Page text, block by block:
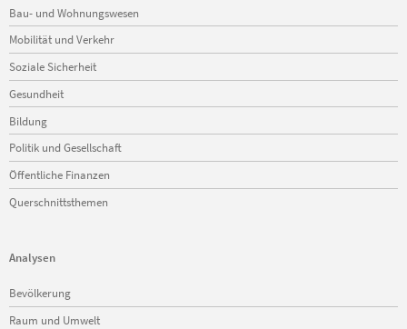
Bau- und Wohnungswesen
Mobilität und Verkehr
Soziale Sicherheit
Gesundheit
Bildung
Politik und Gesellschaft
Öffentliche Finanzen
Querschnittsthemen
Analysen
Navigation
überspringen
Bevölkerung
Raum und Umwelt